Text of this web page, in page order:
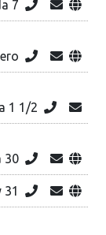
7
1 1/2
30
31